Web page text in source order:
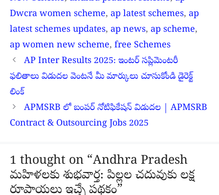
Dwcra women scheme, ap latest schemes, ap
latest schemes updates, ap news, ap scheme,
ap women new scheme, free Schemes
AP Inter Results 2025: ఇంటర్ సప్లిమెంటరీ
ఫలితాలు విడుదల వెంటనే మీ మార్కులు చూసుకోండి డైరెక్ట్
లింక్
APMSRB లో బంపర్ నోటిఫికేషన్ విడుదల | APMSRB
Contract & Outsourcing Jobs 2025
1 thought on “Andhra Pradesh
మహిళలకు శుభవార్త: పిల్లల చదువుకు లక్ష
రూపాయలు ఇచ్చే పథకం”